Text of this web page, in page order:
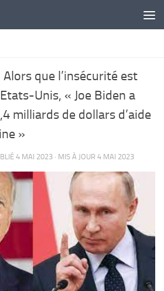
que l’insécurité est
Unis, « Joe Biden a
milliards de dollars d’aide
»
4 MAI 2023 · MIS À JOUR 4 MAI 2023